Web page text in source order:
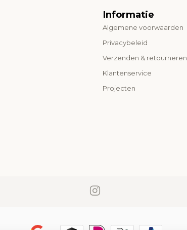
Informatie
Algemene voorwaarden
Privacybeleid
Verzenden & retourneren
Klantenservice
Projecten